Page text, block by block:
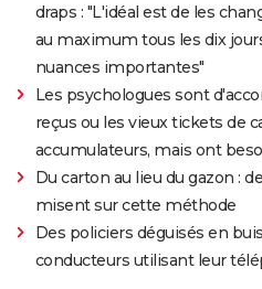
draps : "L'idéal est de les
au maximum tous les dix
nuances importantes"
Les psychologues sont
reçus ou les vieux tickets de
accumulateurs, mais ont
Du carton au lieu du gazon :
misent sur cette méthode
Des policiers déguisés en
conducteurs utilisant leur